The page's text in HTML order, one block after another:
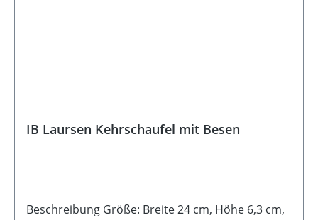
IB Laursen Kehrschaufel mit Besen
Beschreibung Größe: Breite 24 cm, Höhe 6,3 cm,